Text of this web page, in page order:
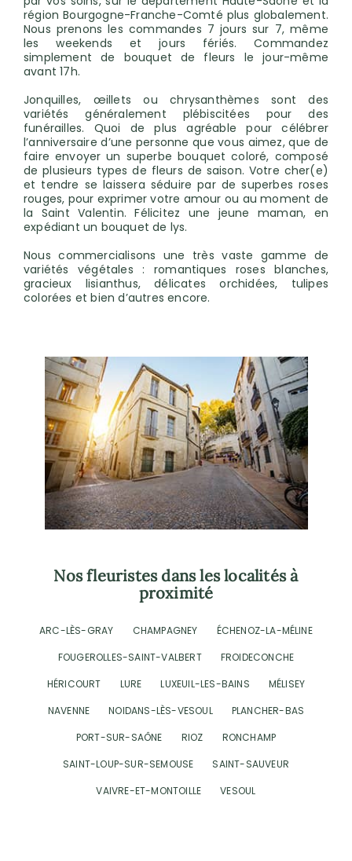
région Bourgogne-Franche-Comté plus globalement.
Nous prenons les commandes 7 jours sur 7, même
les weekends et jours fériés. Commandez
simplement de bouquet de fleurs le jour-même
avant 17h.
Jonquilles, œillets ou chrysanthèmes sont des
variétés généralement plébiscitées pour des
funérailles. Quoi de plus agréable pour célébrer
l’anniversaire d’une personne que vous aimez, que de
faire envoyer un superbe bouquet coloré, composé
de plusieurs types de fleurs de saison. Votre cher(e)
et tendre se laissera séduire par de superbes roses
rouges, pour exprimer votre amour ou au moment de
la Saint Valentin. Félicitez une jeune maman, en
expédiant un bouquet de lys.
Nous commercialisons une très vaste gamme de
variétés végétales : romantiques roses blanches,
gracieux lisianthus, délicates orchidées, tulipes
colorées et bien d’autres encore.
Nos fleuristes dans les localités à
proximité
ARC-LÈS-GRAY CHAMPAGNEY
ÉCHENOZ-LA-MÉLINE
FOUGEROLLES-SAINT-VALBERT
FROIDECONCHE
HÉRICOURT
LURE LUXEUIL-LES-BAINS
MÉLISEY
NAVENNE
NOIDANS-LÈS-VESOUL
PLANCHER-BAS
PORT-SUR-SAÔNE
RIOZ
RONCHAMP
SAINT-LOUP-SUR-SEMOUSE
SAINT-SAUVEUR
VAIVRE-ET-MONTOILLE
VESOUL